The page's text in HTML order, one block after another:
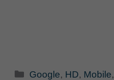
Categorie
Google, HD, Mobile,